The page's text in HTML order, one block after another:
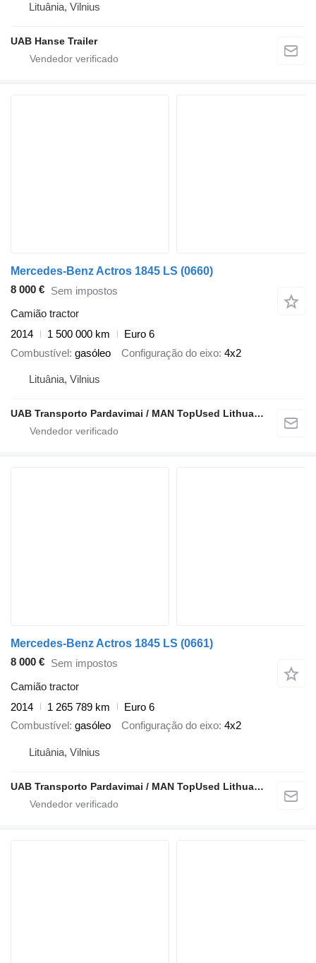
Lituânia, Vilnius
UAB Hanse Trailer
Mercedes-Benz Actros 1845 LS (0660)
8 000 € Sem impostos
Camião tractor
2014
1 500 000 km
Euro 6
Combustível gasóleo Configuração do eixo 4x2
Lituânia, Vilnius
UAB Transporto Pardavimai / MAN TopUsed Lithuania
Mercedes-Benz Actros 1845 LS (0661)
8 000 € Sem impostos
Camião tractor
2014
1 265 789 km
Euro 6
Combustível gasóleo Configuração do eixo 4x2
Lituânia, Vilnius
UAB Transporto Pardavimai / MAN TopUsed Lithuania